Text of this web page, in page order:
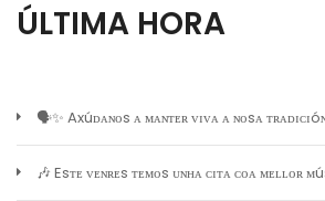
ÚLTIMA HORA
🗣️✨ Axúᴅᴀɴᴏs ᴀ ᴍᴀɴᴛᴇʀ ᴠɪᴠᴀ ᴀ ɴᴏsᴀ
🎶 Esᴛᴇ ᴠᴇɴʀᴇs ᴛᴇᴍᴏs ᴜɴʜᴀ ᴄɪᴛᴀ ᴄᴏᴀ ᴍᴇʟʟᴏʀ